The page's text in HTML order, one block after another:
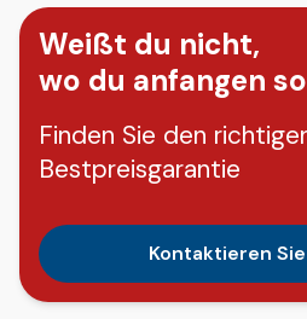
Weißt du nicht,
wo du anfangen
Finden Sie den
Bestpreisgarantie
Kontaktieren